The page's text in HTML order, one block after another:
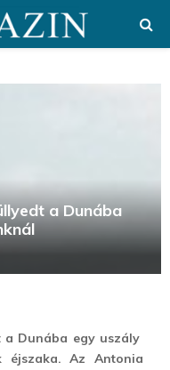
a Dunába
a Dunába egy uszály
éjszaka. Az Antonia